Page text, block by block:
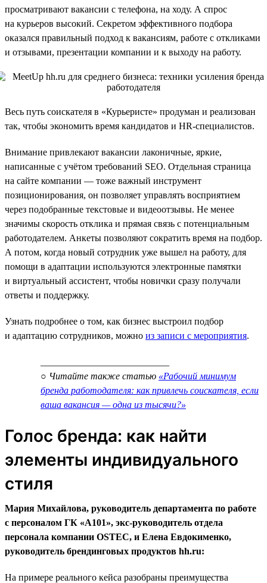
просматривают вакансии с телефона, на ходу. А спрос
на курьеров высокий. Секретом эффективного подбора
оказался правильный подход к вакансиям, работе с откликами
и отзывами, презентации компании и к выходу на работу.
Весь путь соискателя в «Курьеристе» продуман и реализован
так, чтобы экономить время кандидатов и HR-специалистов.
Внимание привлекают вакансии лаконичные, яркие,
написанные с учётом требований SEO. Отдельная страница
на сайте компании — тоже важный инструмент
позиционирования, он позволяет управлять восприятием
через подобранные текстовые и видеоотзывы. Не менее
значимы скорость отклика и прямая связь с потенциальным
работодателем. Анкеты позволяют сократить время на подбор.
А потом, когда новый сотрудник уже вышел на работу, для
помощи в адаптации используются электронные памятки
и виртуальный ассистент, чтобы новички сразу получали
ответы и поддержку.
Узнать подробнее о том, как бизнес выстроил подбор
и адаптацию сотрудников, можно из записи с мероприятия.
○ Читайте также статью «Рабочий минимум
бренда работодателя: как привлечь соискателя, если
ваша вакансия — одна из тысячи?»
Голос бренда: как найти
элементы индивидуального
стиля
Мария Михайлова, руководитель департамента по работе
с персоналом ГК «А101», экс-руководитель отдела
персонала компании OSTEC, и Елена Евдокименко,
руководитель брендинговых продуктов hh.ru:
На примере реального кейса разобраны преимущества